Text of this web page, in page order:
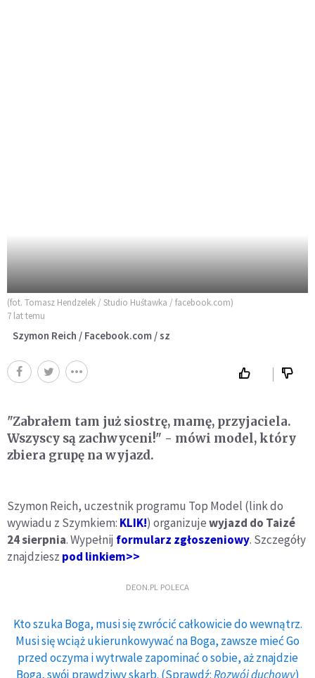
(fot. Tomasz Hendzelek / Studio Huśtawka / facebook.com)
7 lat temu
Szymon Reich / Facebook.com / sz
"Zabrałem tam już siostrę, mamę, przyjaciela.
Wszyscy są zachwyceni!" - mówi model, który
zbiera grupę na wyjazd.
Szymon Reich, uczestnik programu Top Model (link do
wywiadu z Szymkiem: KLIK!) organizujewyjazd do Taizé
24 sierpnia. Wypełnij formularz zgłoszeniowy. Szczegóły
znajdziesz pod linkiem>>
DEON.PL POLECA
Kto szuka Boga, musi się zwrócić całkowicie do wewnątrz.
Musi się wciąż ukierunkowywać na Boga, zawsze mieć Go
przed oczyma i wytrwale zapominać o sobie, aż znajdzie
Boga, swój prawdziwy skarb. (Sprawdź:Rozwój duchowy)